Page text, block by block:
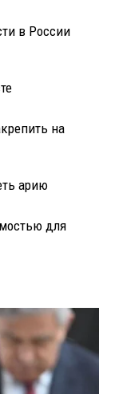
в России
на
арию
для